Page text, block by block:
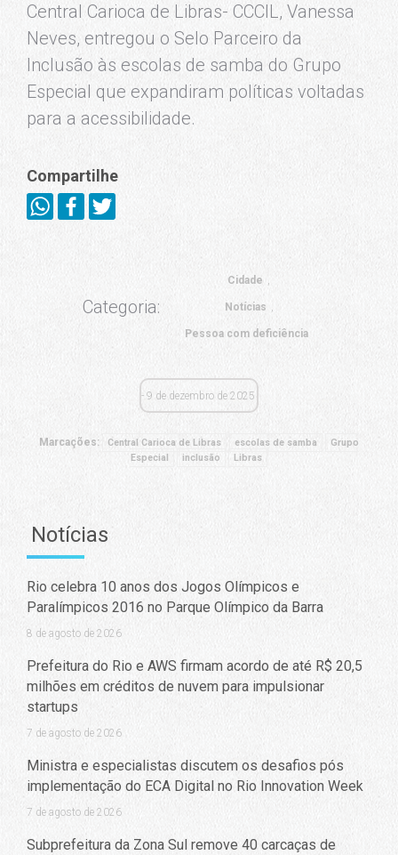
Central Carioca de Libras- CCCIL, Vanessa
Neves, entregou o Selo Parceiro da
Inclusão às escolas de samba do Grupo
Especial que expandiram políticas voltadas
para a acessibilidade.
Compartilhe
Categoria:
Cidade
Notícias
Pessoa com deficiência
9 de dezembro de 2025
Marcações: Central Carioca de Libras escolas de samba
Grupo
Especial
inclusão Libras
Notícias
Rio celebra 10 anos dos Jogos Olímpicos e
Paralímpicos 2016 no Parque Olímpico da Barra
8 de agosto de 2026
Prefeitura do Rio e AWS firmam acordo de até R$ 20,5
milhões em créditos de nuvem para impulsionar
startups
7 de agosto de 2026
Ministra e especialistas discutem os desafios pós
implementação do ECA Digital no Rio Innovation Week
7 de agosto de 2026
Subprefeitura da Zona Sul remove 40 carcaças de